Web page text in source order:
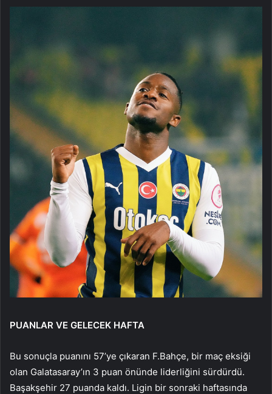
PUANLAR VE GELECEK HAFTA
Bu sonuçla puanını 57’ye çıkaran F.Bahçe, bir maç eksiği
olan Galatasaray’ın 3 puan önünde liderliğini sürdürdü.
Başakşehir 27 puanda kaldı. Ligin bir sonraki haftasında